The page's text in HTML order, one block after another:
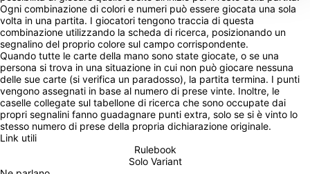
Ogni combinazione di colori e numeri può essere giocata una sola
volta in una partita. I giocatori tengono traccia di questa
combinazione utilizzando la scheda di ricerca, posizionando un
segnalino del proprio colore sul campo corrispondente.
Quando tutte le carte della mano sono state giocate, o se una
persona si trova in una situazione in cui non può giocare nessuna
delle sue carte (si verifica un paradosso), la partita termina. I punti
vengono assegnati in base al numero di prese vinte. Inoltre, le
caselle collegate sul tabellone di ricerca che sono occupate dai
propri segnalini fanno guadagnare punti extra, solo se si è vinto lo
stesso numero di prese della propria dichiarazione originale.
Link utili
Rulebook
Solo Variant